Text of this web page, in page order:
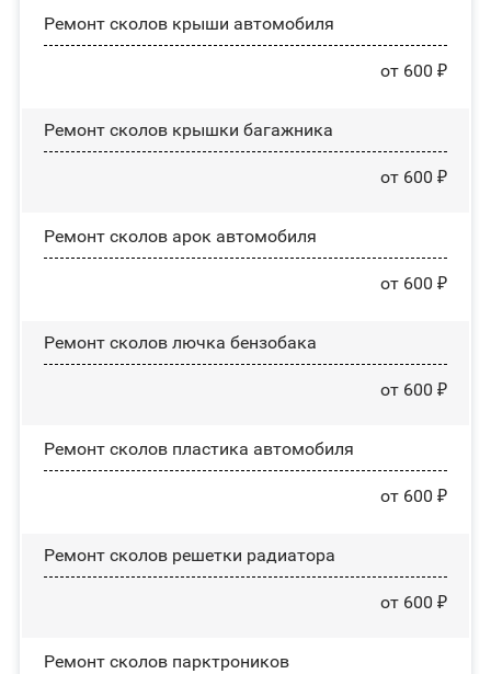
Ремонт сколов крыши автомобиля
от 600 ₽
Ремонт сколов крышки багажника
от 600 ₽
Ремонт сколов арок автомобиля
от 600 ₽
Ремонт сколов лючка бензобака
от 600 ₽
Ремонт сколов пластика автомобиля
от 600 ₽
Ремонт сколов решетки радиатора
от 600 ₽
Ремонт сколов парктроников